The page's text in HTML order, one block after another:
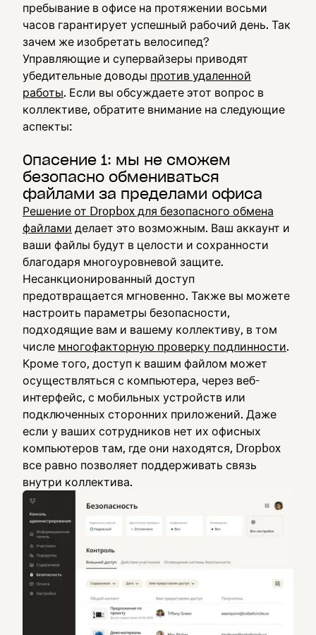
пребывание в офисе на протяжении восьми
часов гарантирует успешный рабочий день. Так
зачем же изобретать велосипед?
Управляющие и супервайзеры приводят
убедительные доводы против удаленной
работы. Если вы обсуждаете этот вопрос в
коллективе, обратите внимание на следующие
аспекты:
Опасение 1: мы не сможем
безопасно обмениваться
файлами за пределами офиса
Решение от Dropbox для безопасного обмена
файлами делает это возможным. Ваш аккаунт и
ваши файлы будут в целости и сохранности
благодаря многоуровневой защите.
Несанкционированный доступ
предотвращается мгновенно. Также вы можете
настроить параметры безопасности,
подходящие вам и вашему коллективу, в том
числе многофакторную проверку подлинности.
Кроме того, доступ к вашим файлом может
осуществляться с компьютера, через веб-
интерфейс, с мобильных устройств или
подключенных сторонних приложений. Даже
если у ваших сотрудников нет их офисных
компьютеров там, где они находятся, Dropbox
все равно позволяет поддерживать связь
внутри коллектива.